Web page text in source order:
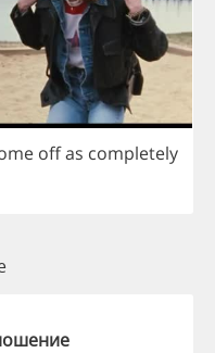
offas completely